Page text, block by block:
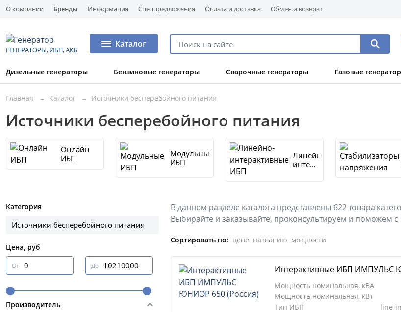
О компании Бренды Информация Спецпредложения Оплата и доставка Обмен и возврат
ГЕНЕРАТОРЫ, ИБП, АКБ
Каталог
Дизельные генераторы Бензиновые генераторы Сварочные генераторы Газовые
Главная Каталог Источники бесперебойного питания
Источники бесперебойного питания
Онлайн
ИБП
Модульные
ИБП
Линейно-
интерактивные
Категория
Источники бесперебойного питания
Цена, руб
От До
Производитель
В данном разделе каталога представлены 622товара
Выбирайте и заказывайте, проконсультируем и поможем
Сортировать по: цене названию мощности
Интерактивные ИБП ИМПУЛЬС
Мощность номинальная, кВА
Мощность номинальная, кВт
Тип ИБП
line-